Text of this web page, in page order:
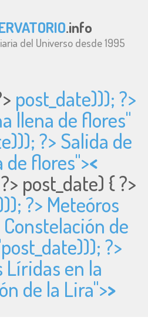
.info
del Universo desde 1995
post_date))); ?>
llena de flores"
?> Salida de
de flores"><
post_date) { ?>
?> Meteóros
de
post_date))); ?>
Líridas en la
de la Lira">>